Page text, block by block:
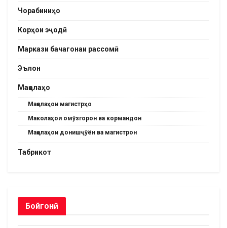
Чорабиниҳо
Корҳои эҷодӣ
Маркази бачагонаи рассомӣ
Эълон
Мақолаҳо
Мақолаҳои магистрҳо
Маколаҳои омӯзгорон ва кормандон
Мақолаҳои донишҷӯён ва магистрон
Табрикот
Бойгонӣ